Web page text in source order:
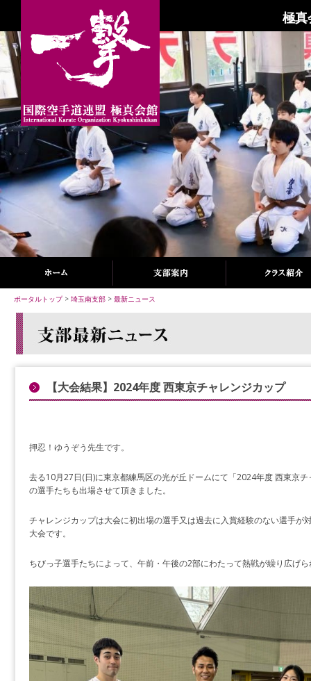
極真
ポータルトップ> 埼玉南支部 > 最新ニュース
【大会結果】2024年度 西東京チャレンジカップ
押忍！ゆうぞう先生です。
去る10月27日(日)に東京都練馬区の光が丘ドームにて「2024年度 西東京
の選手たちも出場させて頂きました。
チャレンジカップは大会に初出場の選手又は過去に入賞経験のない選手が
大会です。
ちびっ子選手たちによって、午前・午後の2部にわたって熱戦が繰り広げ